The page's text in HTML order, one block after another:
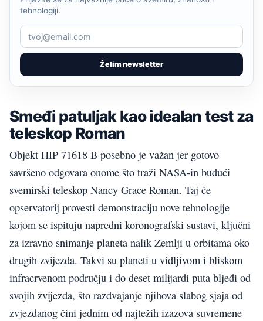
Želim newsletter
tehnologiji.
Smeđi patuljak kao idealan test za
teleskop Roman
Objekt HIP 71618 B posebno je važan jer gotovo
savršeno odgovara onome što traži NASA-in budući
svemirski teleskop Nancy Grace Roman. Taj će
opservatorij provesti demonstraciju nove tehnologije
kojom se ispituju napredni koronografski sustavi, ključni
za izravno snimanje planeta nalik Zemlji u orbitama oko
drugih zvijezda. Takvi su planeti u vidljivom i bliskom
infracrvenom području i do deset milijardi puta bljeđi od
svojih zvijezda, što razdvajanje njihova slabog sjaja od
zvjezdanog čini jednim od najtežih izazova suvremene